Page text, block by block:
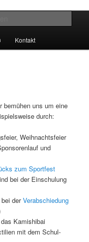
Kontakt
bemühen uns um eine
durch:
Weihnachtsfeier
und
zum Sportfest
bei der Einschulung
derVerabschiedung
Kamishibai
mit dem Schul-